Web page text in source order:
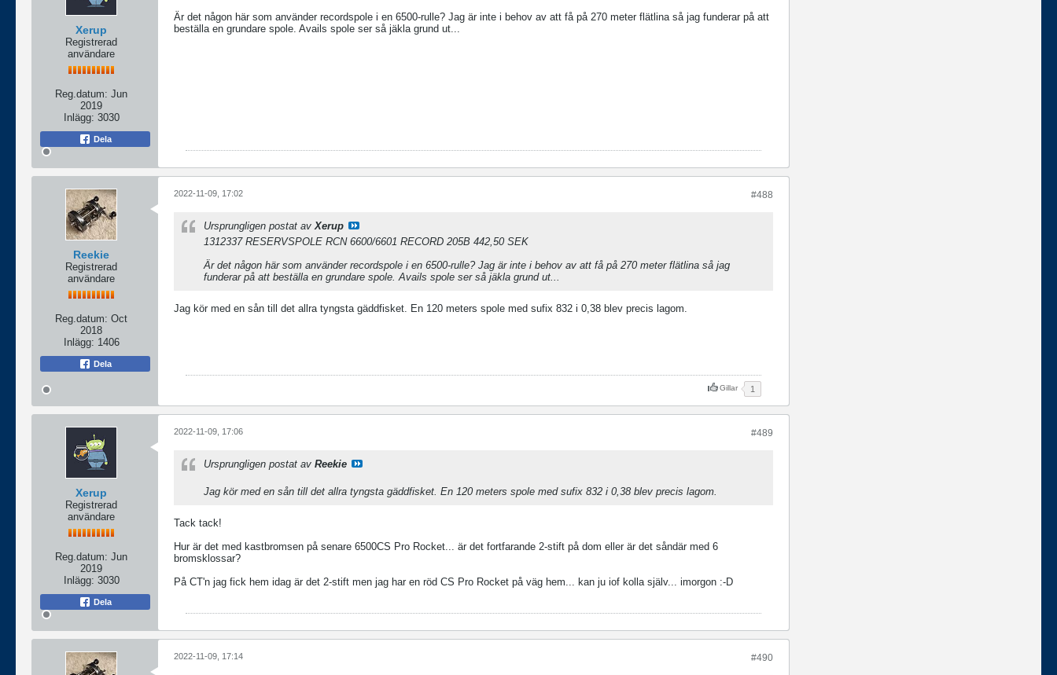
Xerup
Registrerad
användare
Reg.datum: Jun
2019
Inlägg: 3030
Dela
Är det någon här som använder recordspole i en 6500-rulle? Jag är inte i behov av att få på 270 meter flätlina så jag funderar på att
beställa en grundare spole. Avails spole ser så jäkla grund ut...
Reekie
Registrerad
användare
Reg.datum: Oct
2018
Inlägg: 1406
Dela
#488
2022-11-09, 17:02
Ursprungligen postat av Xerup
1312337 RESERVSPOLE RCN 6600/6601 RECORD 205B 442,50 SEK
Är det någon här som använder recordspole i en 6500-rulle? Jag är inte i behov av att få på 270 meter flätlina så jag
funderar på att beställa en grundare spole. Avails spole ser så jäkla grund ut...
Jag kör med en sån till det allra tyngsta gäddfisket. En 120 meters spole med sufix 832 i 0,38 blev precis lagom.
Gillar 1
Xerup
Registrerad
användare
Reg.datum: Jun
2019
Inlägg: 3030
Dela
#489
2022-11-09, 17:06
Ursprungligen postat av Reekie
Jag kör med en sån till det allra tyngsta gäddfisket. En 120 meters spole med sufix 832 i 0,38 blev precis lagom.
Tack tack!
Hur är det med kastbromsen på senare 6500CS Pro Rocket... är det fortfarande 2-stift på dom eller är det såndär med 6
bromsklossar?
På CT'n jag fick hem idag är det 2-stift men jag har en röd CS Pro Rocket på väg hem... kan ju iof kolla själv... imorgon :-D
#490
2022-11-09, 17:14